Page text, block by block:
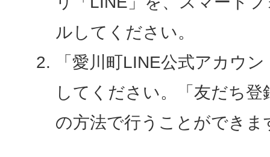
ルしてください。
「愛川町LINE公式アカウ
してください。「友だち
の方法で行うことができま